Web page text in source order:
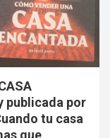
publicada por
tu casa
que